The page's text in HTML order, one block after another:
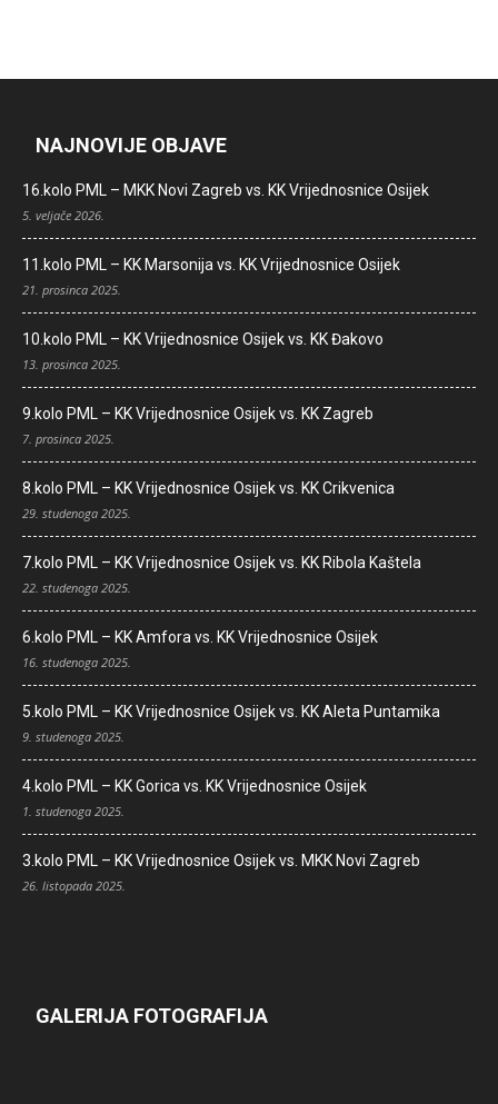
NAJNOVIJE OBJAVE
16.kolo PML – MKK Novi Zagreb vs. KK Vrijednosnice Osijek
5. veljače 2026.
11.kolo PML – KK Marsonija vs. KK Vrijednosnice Osijek
21. prosinca 2025.
10.kolo PML – KK Vrijednosnice Osijek vs. KK Đakovo
13. prosinca 2025.
9.kolo PML – KK Vrijednosnice Osijek vs. KK Zagreb
7. prosinca 2025.
8.kolo PML – KK Vrijednosnice Osijek vs. KK Crikvenica
29. studenoga 2025.
7.kolo PML – KK Vrijednosnice Osijek vs. KK Ribola Kaštela
22. studenoga 2025.
6.kolo PML – KK Amfora vs. KK Vrijednosnice Osijek
16. studenoga 2025.
5.kolo PML – KK Vrijednosnice Osijek vs. KK Aleta Puntamika
9. studenoga 2025.
4.kolo PML – KK Gorica vs. KK Vrijednosnice Osijek
1. studenoga 2025.
3.kolo PML – KK Vrijednosnice Osijek vs. MKK Novi Zagreb
26. listopada 2025.
GALERIJA FOTOGRAFIJA